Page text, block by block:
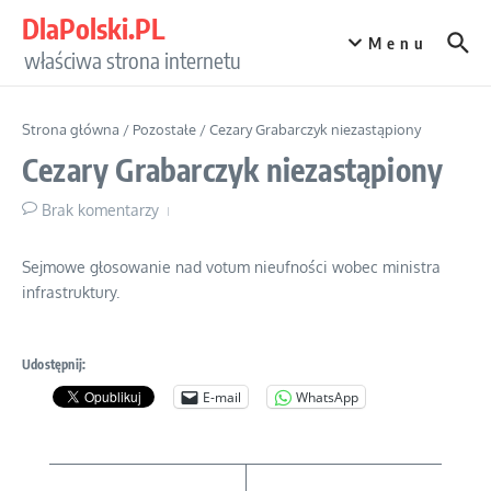
DlaPolski.PL
właściwa strona internetu
Menu
Strona główna / Pozostałe /Cezary Grabarczyk niezastąpiony
Cezary Grabarczyk niezastąpiony
Brak komentarzy
Sejmowe głosowanie nad votum nieufności wobec ministra
infrastruktury.
Udostępnij:
E-mail WhatsApp